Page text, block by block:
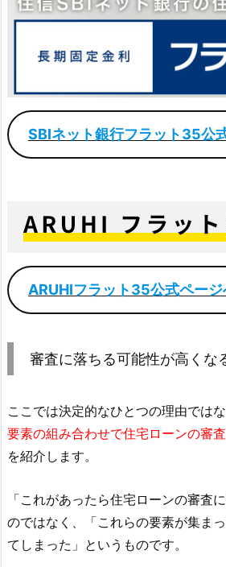
SBIネット銀行フラット35公
ARUHIフラット35公式ページ
審査に落ちる可能性が高くな
ここでは決定的なひとつの理由では
要素の組み合わせで住宅ローンの審
を紹介します。
「これがあったら住宅ローンの審査
のではなく、「これらの要素が集ま
てしまった」というものです。